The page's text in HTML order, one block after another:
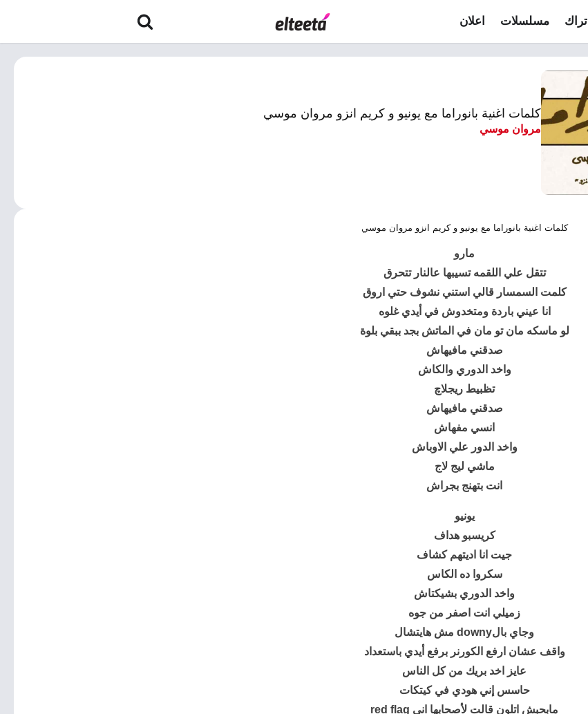
تراك مسلسلات اعلان
كلمات اغنية بانوراما مع يونيو و كريم انزو مروان موسي
مروان موسي
كلمات اغنية بانوراما مع يونيو و كريم انزو مروان موسي
مارو
تتقل علي اللقمه تسيبها عالنار تتحرق
كلمت السمسار قالي استني نشوف حتي اروق
انا عيني باردة ومتخدوش في أيدي غلوه
لو ماسكه مان تو مان في الماتش بجد ببقي بلوة
صدقني مافيهاش
واخد الدوري والكاش
تظبيط ريجلاچ
صدقني مافيهاش
انسي مفهاش
واخد الدور علي الاوباش
ماشي ليج لاج
انت بتهنج بجراش
يونيو
كريسبو هداف
جيت انا اديتهم كشاف
سكروا ده الكاس
واخد الدوري بشيكتاش
زميلي انت اصفر من جوه
وجاي بالdowny مش هايتشال
واقف عشان ارفع الكورنر برفع أيدي باستعداد
عايز اخد بريك من كل الناس
حاسس إني هودي في كيتكات
مابحبش اتلون قالت لأصحابها اني red flag